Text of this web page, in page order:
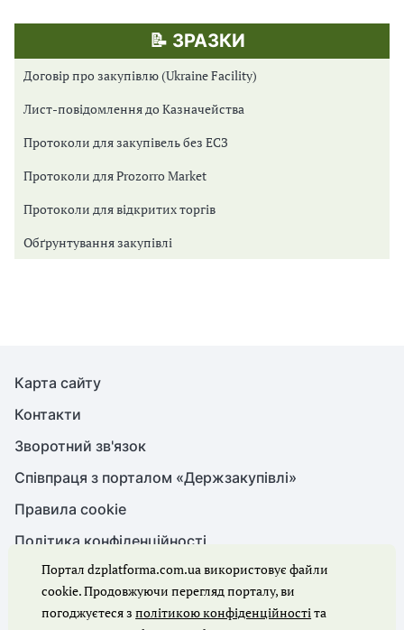
📝 ЗРАЗКИ
Договір про закупівлю (Ukraine Facility)
Лист-повідомлення до Казначейства
Протоколи для закупівель без ЕСЗ
Протоколи для Prozorro Market
Протоколи для відкритих торгів
Обґрунтування закупівлі
Карта сайту
Контакти
Зворотний зв'язок
Співпраця з порталом «Держзакупівлі»
Правила cookie
Політика конфіденційності
© Держзакупівлі, 2026. Усі права захищено
Портал dzplatforma.com.ua використовує файли
cookie. Продовжуючи перегляд порталу, ви
погоджуєтеся зполітикою конфіденційностіта